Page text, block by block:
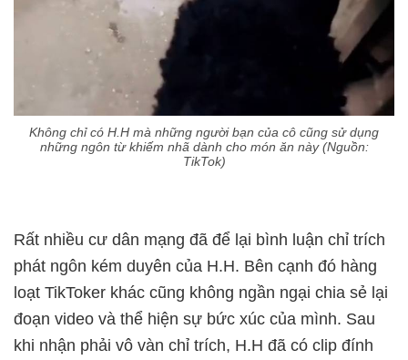
Không chỉ có H.H mà những người bạn của cô cũng sử dụng
những ngôn từ khiếm nhã dành cho món ăn này (Nguồn:
TikTok)
Rất nhiều cư dân mạng đã để lại bình luận chỉ trích
phát ngôn kém duyên của H.H. Bên cạnh đó hàng
loạt TikToker khác cũng không ngần ngại chia sẻ lại
đoạn video và thể hiện sự bức xúc của mình. Sau
khi nhận phải vô vàn chỉ trích, H.H đã có clip đính